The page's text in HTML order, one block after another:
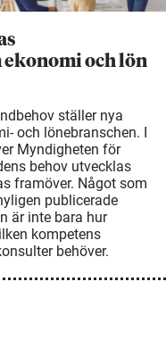
ekonomi och lön
ställer nya
och lönebranschen. I
Myndigheten för
behov utvecklas
framöver. Något som
publicerade
är inte bara hur
kompetens
behöver.